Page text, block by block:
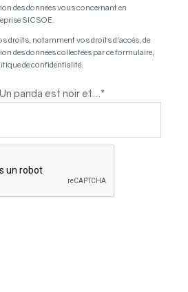
des données vous concernant en
SICSOE.
droits, notamment vos droits d’accès, de
des données collectées par ce formulaire,
de confidentialité.
panda est noir et... *